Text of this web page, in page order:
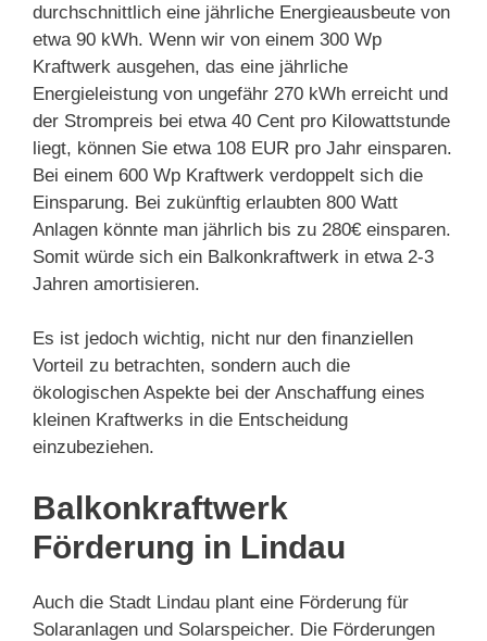
durchschnittlich eine jährliche Energieausbeute von
etwa 90 kWh. Wenn wir von einem 300 Wp
Kraftwerk ausgehen, das eine jährliche
Energieleistung von ungefähr 270 kWh erreicht und
der Strompreis bei etwa 40 Cent pro Kilowattstunde
liegt, können Sie etwa 108 EUR pro Jahr einsparen.
Bei einem 600 Wp Kraftwerk verdoppelt sich die
Einsparung. Bei zukünftig erlaubten 800 Watt
Anlagen könnte man jährlich bis zu 280€ einsparen.
Somit würde sich ein Balkonkraftwerk in etwa 2-3
Jahren amortisieren.
Es ist jedoch wichtig, nicht nur den finanziellen
Vorteil zu betrachten, sondern auch die
ökologischen Aspekte bei der Anschaffung eines
kleinen Kraftwerks in die Entscheidung
einzubeziehen.
Balkonkraftwerk
Förderung in Lindau
Auch die Stadt Lindau plant eine Förderung für
Solaranlagen und Solarspeicher. Die Förderungen